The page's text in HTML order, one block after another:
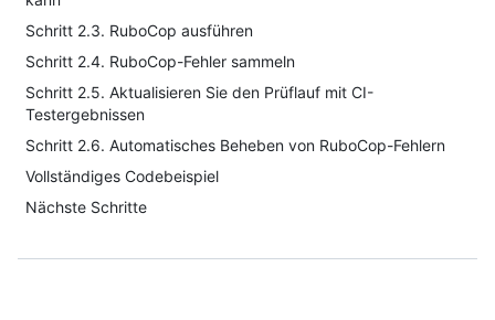
Schritt 2.3. RuboCop ausführen
Schritt 2.4. RuboCop-Fehler sammeln
Schritt 2.5. Aktualisieren Sie den Prüflauf mit CI-
Testergebnissen
Schritt 2.6. Automatisches Beheben von RuboCop-Fehlern
Vollständiges Codebeispiel
Nächste Schritte